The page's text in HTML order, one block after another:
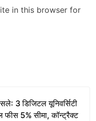
in this browser for
3 डिजिटल यूनिवर्सिटी
फीस 5% सीमा, कॉन्ट्रैक्ट